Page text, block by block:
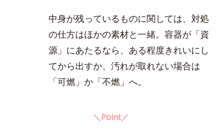
中身が残っているものに関しては、対処
の仕方はほかの素材と一緒。容器が「資
源」にあたるなら、ある程度きれいにし
てから出すか、汚れが取れない場合は
「可燃」か「不燃」へ。
＼Point／